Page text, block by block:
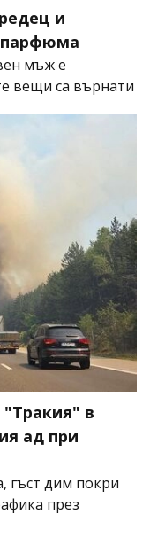
и
мъж е
вещи са върнати
в
ад при
гъст дим покри
през